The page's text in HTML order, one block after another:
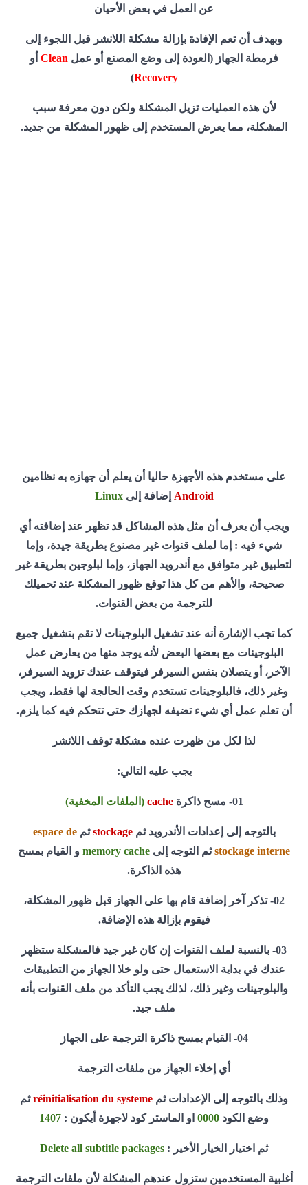
عن العمل في بعض الأحيان
وبهدف أن تعم الإفادة بإزالة مشكلة اللانشر قبل اللجوء إلى
فرمطة الجهاز (العودة إلى وضع المصنع أو عمل Clean أو
Recovery
)
لأن هذه العمليات تزيل المشكلة ولكن دون معرفة سبب
المشكلة، مما يعرض المستخدم إلى ظهور المشكلة من جديد.
على مستخدم هذه الأجهزة حاليا أن يعلم أن جهازه به نظامين
Android إضافة إلىLinux
ويجب أن يعرف أن مثل هذه المشاكل قد تظهر عند إضافته أي
شيء فيه : إما لملف قنوات غير مصنوع بطريقة جيدة، وإما
لتطبيق غير متوافق مع أندرويد الجهاز، وإما لبلوجين بطريقة غير
صحيحة، والأهم من كل هذا توقع ظهور المشكلة عند تحميلك
للترجمة من بعض القنوات.
كما تجب الإشارة أنه عند تشغيل البلوجينات لا تقم بتشغيل جميع
البلوجينات مع بعضها البعض لأنه يوجد منها من يعارض عمل
الآخر، أو يتصلان بنفس السيرفر فيتوقف عندك تزويد السيرفر،
وغير ذلك، فالبلوجينات تستخدم وقت الحالجة لها فقط، ويجب
أن تعلم عمل أي شيء تضيفه لجهازك حتى تتحكم فيه كما يلزم.
لذا لكل من ظهرت عنده مشكلة توقف اللانشر
يجب عليه التالي:
01- مسح ذاكرة cache (الملفات المخفية)
بالتوجه إلى إعدادات الأندرويد ثمstockage ثمespace de
stockage interne ثم التوجه إلى memory cache و القيام بمسح
هذه الذاكرة.
02- تذكر آخر إضافة قام بها على الجهاز قبل ظهور المشكلة،
فيقوم بإزالة هذه الإضافة.
03- بالنسبة لملف القنوات إن كان غير جيد فالمشكلة ستظهر
عندك في بداية الاستعمال حتى ولو خلا الجهاز من التطبيقات
والبلوجينات وغير ذلك، لذلك يجب التأكد من ملف القنوات بأنه
ملف جيد.
04- القيام بمسح ذاكرة الترجمة على الجهاز
أي إخلاء الجهاز من ملفات الترجمة
وذلك بالتوجه إلى الإعدادات ثم réinitialisation du systeme ثم
وضع الكود 0000 او الماستر كود لاجهزة أيكون : 1407
ثم اختيار الخيار الأخير : Delete all subtitle packages
أغلبية المستخدمين ستزول عندهم المشكلة لأن ملفات الترجمة